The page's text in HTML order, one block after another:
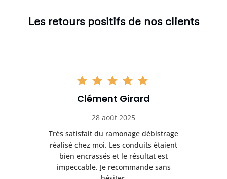
Les retours positifs de nos clients
Clément Girard
28 août 2025
Très satisfait du ramonage débistrage
réalisé chez moi. Les conduits étaient
bien encrassés et le résultat est
impeccable. Je recommande sans